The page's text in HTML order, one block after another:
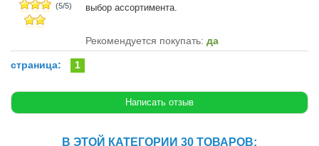
(5/5)
выбор ассортимента.
Рекомендуется покупать: да
страница: 1
В ЭТОЙ КАТЕГОРИИ 30 ТОВАРОВ: